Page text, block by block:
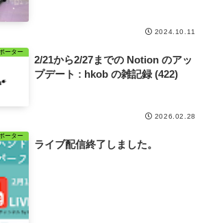
2024.10.11
ーター
2/21から2/27までの Notion のアッ
プデート : hkob の雑記録 (422)
2026.02.28
ーター
ライブ配信終了しました。